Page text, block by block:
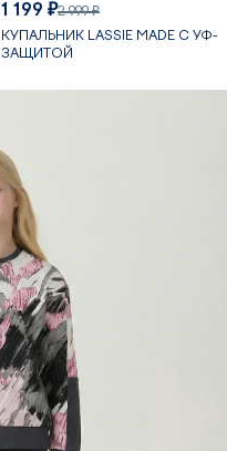
1 199 ₽2 999 ₽
КУПАЛЬНИК LASSIE MADE С УФ-
ЗАЩИТОЙ